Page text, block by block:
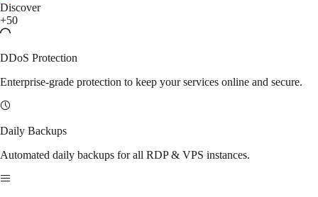
Discover
+50
DDoS Protection
Enterprise-grade protection to keep your services online and secure.
Daily Backups
Automated daily backups for all RDP & VPS instances.